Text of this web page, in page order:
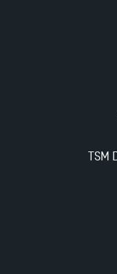
Les Masters de
Les meilleurs
TSM